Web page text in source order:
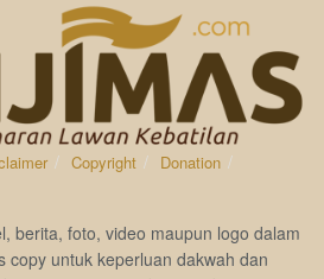
Copyright
Donation
berita, foto, video maupun logo dalam
copy untuk keperluan dakwah dan